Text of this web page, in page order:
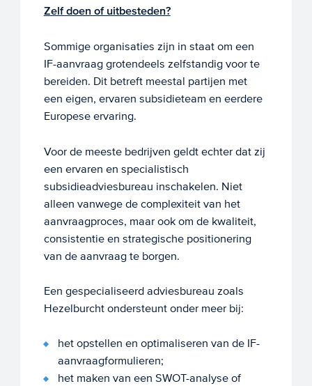
Zelf doen of uitbesteden?
Sommige organisaties zijn in staat om een
IF-aanvraag grotendeels zelfstandig voor te
bereiden. Dit betreft meestal partijen met
een eigen, ervaren subsidieteam en eerdere
Europese ervaring.
Voor de meeste bedrijven geldt echter dat zij
een ervaren en specialistisch
subsidieadviesbureau inschakelen. Niet
alleen vanwege de complexiteit van het
aanvraagproces, maar ook om de kwaliteit,
consistentie en strategische positionering
van de aanvraag te borgen.
Een gespecialiseerd adviesbureau zoals
Hezelburcht ondersteunt onder meer bij:
het opstellen en optimaliseren van de IF-
aanvraagformulieren;
het maken van een SWOT-analyse of